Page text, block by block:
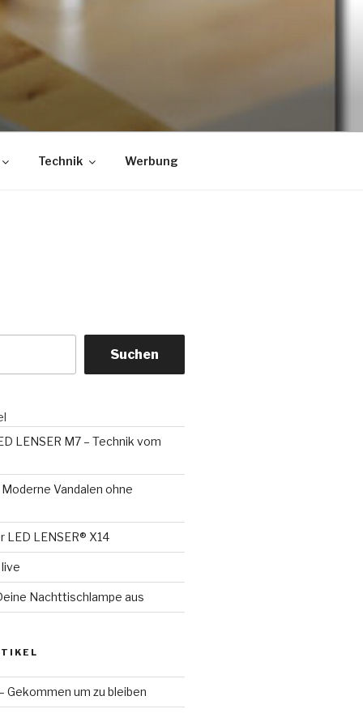
Technik Werbung
Suchen
LENSER M7 – Technik vom
Vandalen ohne
LENSER® X14
Nachttischlampe aus
Gekommen um zu bleiben